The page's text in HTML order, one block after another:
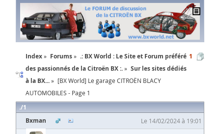
Index Forums
.: BX World : Le Site et Forum préféré
des passionnés de la Citroën BX :.
Sur les sites dédiés
à la BX...
[BX World] Le garage CITROËN BLACY
AUTOMOBILES - Page 1
1
1
Bxman
Le 14/02/2024 à 19:01